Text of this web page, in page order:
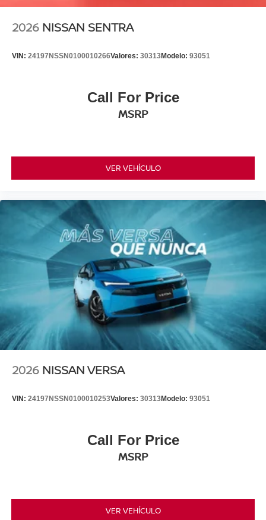
2026 NISSAN SENTRA
VIN: 24197NSSN0100010266Valores: 30313Modelo: 93051
Call For Price
MSRP
VER VEHÍCULO
2026 NISSAN VERSA
VIN: 24197NSSN0100010253Valores: 30313Modelo: 93051
Call For Price
MSRP
VER VEHÍCULO